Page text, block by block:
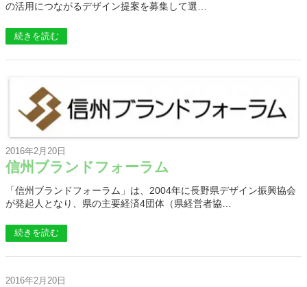
の活用につながるデザイン提案を募集して選…
続きを読む
2016年2月20日
信州ブランドフォーラム
「信州ブランドフォーラム」は、2004年に長野県デザイン振興協会
が発起人となり、県の主要経済4団体（県経営者協…
続きを読む
2016年2月20日